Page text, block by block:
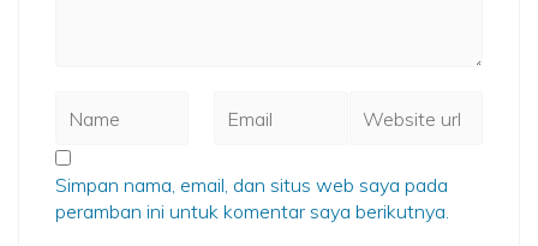
Simpan nama, email, dan situs web saya pada
peramban ini untuk komentar saya berikutnya.